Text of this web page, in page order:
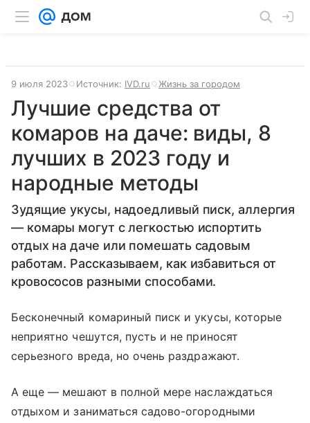
9 июля 2023 Источник: IVD.ru Жизнь за городом
Лучшие средства от
комаров на даче: виды, 8
лучших в 2023 году и
народные методы
Зудящие укусы, надоедливый писк, аллергия
— комары могут с легкостью испортить
отдых на даче или помешать садовым
работам. Рассказываем, как избавиться от
кровососов разными способами.
Бесконечный комариный писк и укусы, которые
неприятно чешутся, пусть и не приносят
серьезного вреда, но очень раздражают.
А еще — мешают в полной мере наслаждаться
отдыхом и заниматься садово-огородными